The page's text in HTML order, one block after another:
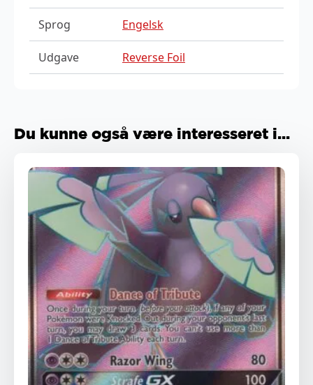
Sprog Engelsk
Udgave Reverse Foil
Du kunne også være interesseret i...